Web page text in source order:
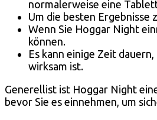
normalerweise eine
Um die besten
Wenn Sie Hoggar Night
können.
Es kann einige Zeit
wirksam ist.
Generellist ist Hoggar Night
bevor Sie es einnehmen, um